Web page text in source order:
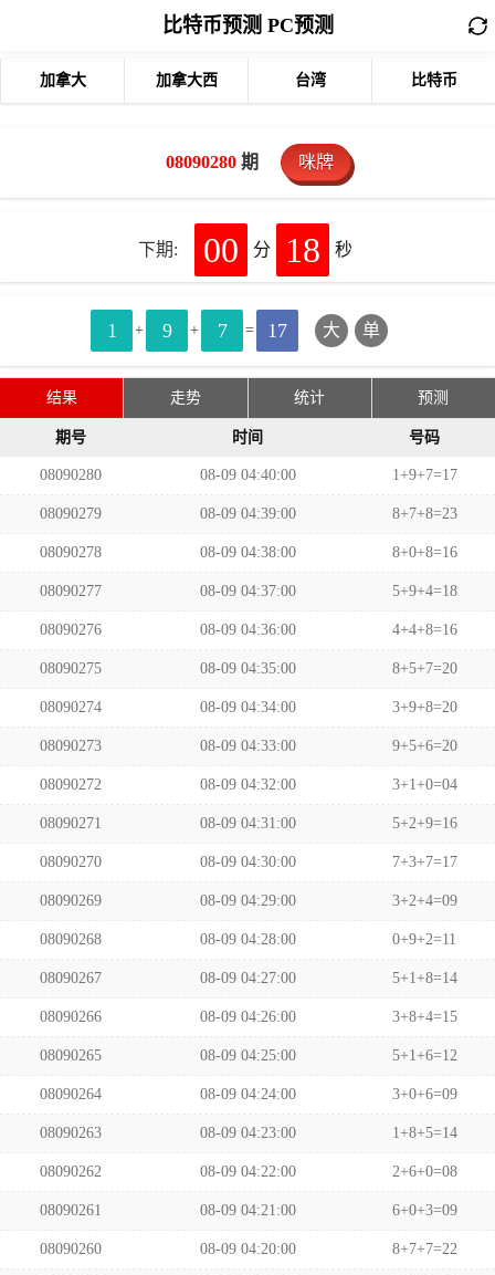
比特币预测 PC预测
加拿大 加拿大西 台湾 比特币
08090280 期 咪牌
下期: 00 分 18 秒
1 + 9 + 7 = 17 大 单
结果 走势 统计 预测
期号 时间 号码
08090280 08-09 04:40:00 1+9+7=17
08090279 08-09 04:39:00 8+7+8=23
08090278 08-09 04:38:00 8+0+8=16
08090277 08-09 04:37:00 5+9+4=18
08090276 08-09 04:36:00 4+4+8=16
08090275 08-09 04:35:00 8+5+7=20
08090274 08-09 04:34:00 3+9+8=20
08090273 08-09 04:33:00 9+5+6=20
08090272 08-09 04:32:00 3+1+0=04
08090271 08-09 04:31:00 5+2+9=16
08090270 08-09 04:30:00 7+3+7=17
08090269 08-09 04:29:00 3+2+4=09
08090268 08-09 04:28:00 0+9+2=11
08090267 08-09 04:27:00 5+1+8=14
08090266 08-09 04:26:00 3+8+4=15
08090265 08-09 04:25:00 5+1+6=12
08090264 08-09 04:24:00 3+0+6=09
08090263 08-09 04:23:00 1+8+5=14
08090262 08-09 04:22:00 2+6+0=08
08090261 08-09 04:21:00 6+0+3=09
08090260 08-09 04:20:00 8+7+7=22